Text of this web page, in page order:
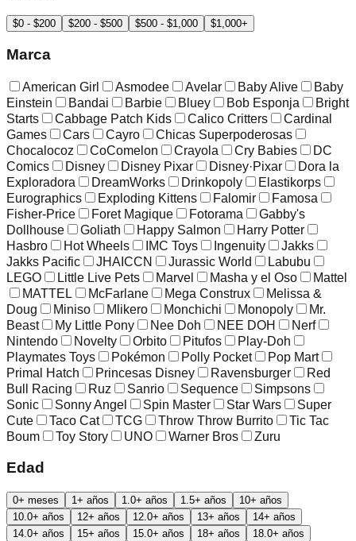
$0 - $200 $200 - $500 $500 - $1,000 $1,000+
Marca
American Girl Asmodee Avelar Baby Alive
Baby
Einstein
Bandai Barbie Bluey Bob Esponja
Bright
Starts
Cabbage Patch Kids Calico Critters
Cardinal
Games
Cars Cayro
Chicas Superpoderosas
Chocalocoz
CoComelon Crayola Cry Babies
DC
Comics
Disney Disney Pixar Disney·Pixar
Dora la
Exploradora
DreamWorks Drinkopoly
Elastikorps
Eurographics
Exploding Kittens Falomir
Famosa
Fisher-Price
Foret Magique Fotorama
Gabby's
Dollhouse
Goliath Happy Salmon
Harry Potter
Hasbro
Hot Wheels IMC Toys Ingenuity
Jakks
Jakks Pacific
JHAICCN Jurassic World
Labubu
LEGO
Little Live Pets Marvel Masha y el Oso
Mattel
MATTEL
McFarlane Mega Construx
Melissa &
Doug
Miniso Mlikero Monchichi Monopoly
Mr.
Beast
My Little Pony Nee Doh NEE DOH
Nerf
Nintendo
Novelty Orbito Pitufos
Play-Doh
Playmates Toys
Pokémon Polly Pocket
Pop Mart
Primal Hatch
Princesas Disney Ravensburger
Red
Bull Racing
Ruz Sanrio Sequence
Simpsons
Sonic
Sonny Angel Spin Master Star Wars
Super
Cute
Taco Cat TCG Throw Throw Burrito
Tic Tac
Boum
Toy Story UNO Warner Bros Zuru
Edad
0+ meses 1+ años 1.0+ años 1.5+ años
10+ años
10.0+ años
12+ años 12.0+ años 13+ años
14+ años
14.0+ años
15+ años 15.0+ años 18+ años 18.0+ años